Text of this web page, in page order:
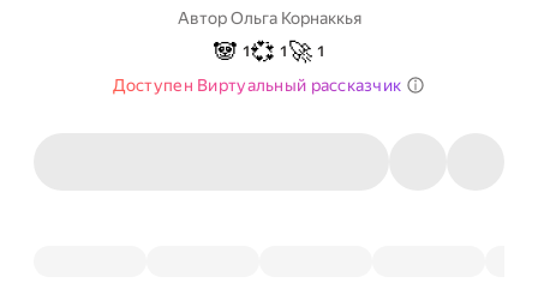
Автор Ольга Корнаккья
🐼 1💞 1 🚀 1
Доступен Виртуальный рассказчик